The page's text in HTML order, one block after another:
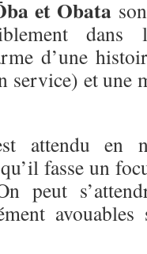
et Obata
dans
d’une
service) et une
attendu en
fasse un
peut